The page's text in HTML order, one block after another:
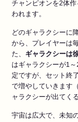
チャンピオンを2体
われます。
どのギャラクシーに
から、プレイヤーは
た、 ギャラクシーは
はギャラクシーが1
定ですが、セット終
で増やしていきます
ャラクシーが出てく
宇宙は広大で、未知